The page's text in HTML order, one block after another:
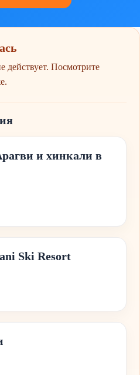
действует. Посмотрите
и хинкали в
Ski Resort